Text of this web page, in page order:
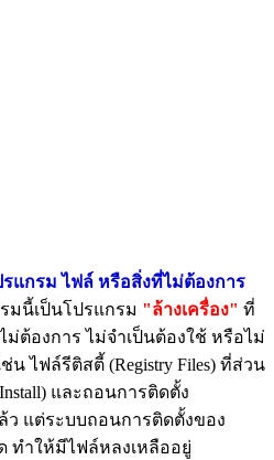
รแกรม ไฟล์ หรือสิ่งที่ไม่ต้องการ
มนี้เป็นโปรแกรม "ล้างเครื่อง" ที่
ต้องการ ไม่จำเป็นต้องใช้ หรือไม่
น ไฟล์รีติสตี้ (Registry Files) ที่ส่วน
และถอนการติดตั้ง
ว แต่ระบบถอนการติดตั้งของ
ทำให้มีไฟล์หลงเหลืออยู่